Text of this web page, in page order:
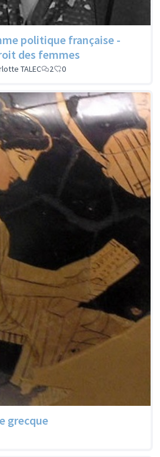
politique française -
des femmes
TALEC 2 0
grecque